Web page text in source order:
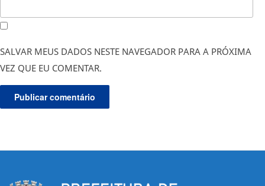
SALVAR MEUS DADOS NESTE NAVEGADOR PARA A PRÓXIMA
VEZ QUE EU COMENTAR.